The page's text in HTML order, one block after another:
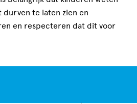
durven te laten zien en
en respecteren dat dit voor